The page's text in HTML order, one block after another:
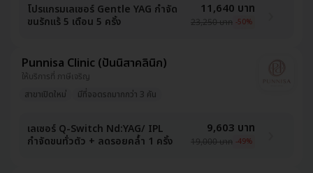
โปรแกรมเลเซอร์ Gentle YAG กำจัด
ขนรักแร้ 5 เดือน 5 ครั้ง
11,640 บาท
23,250 บาท -50%
Punnisa Clinic (ปันนิสาคลินิก)
ให้บริการที่ ภาษีเจริญ
สาขาเปิดใหม่
มีที่จอดรถมากกว่า 3 คัน
เลเซอร์ Q-Switch Nd:YAG/ IPL
กำจัดขนทั่วตัว + ลดรอยคล้ำ 1 ครั้ง
9,603 บาท
19,000 บาท -49%